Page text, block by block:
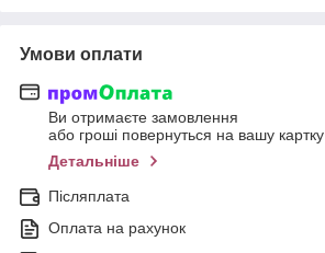
Умови оплати
Ви отримаєте замовлення
або гроші повернуться на вашу картку
Детальніше
Післяплата
Оплата на рахунок